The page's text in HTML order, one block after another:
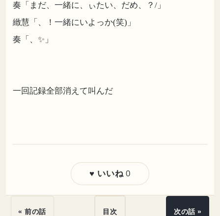
奏「まだ、一緒に、ぃたい、だめ、？/」
緻慧「、！一緒にいよっか(笑)」
奏「、✨」
一回記録全部消えて叫んだ
♥ いいね 0
« 前の話 目次 次の話 »